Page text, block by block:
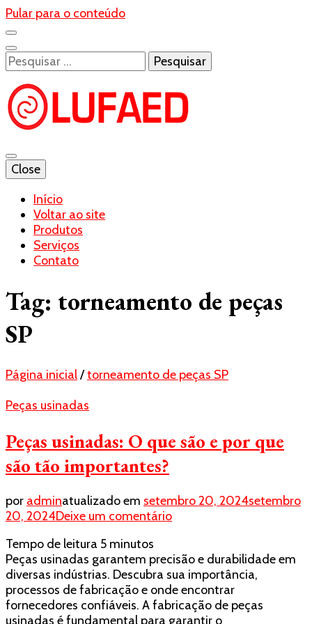
Pular para o conteúdo
Pesquisar
por:
Lufaed
Blog- Lufaed
Close
Início
Voltar ao site
Produtos
Serviços
Contato
Tag: torneamento de peças
SP
Página inicial/torneamento de peças SP
Peças usinadas
Peças usinadas: O que são e por que
são tão importantes?
por adminatualizado em setembro 20, 2024setembro
20, 2024Deixe um comentárioem
O
que
são
e
Tempo de leitura 5 minutos
Peças usinadas garantem precisão e durabilidade em
diversas indústrias. Descubra sua importância,
processos de fabricação e onde encontrar
fornecedores confiáveis. A fabricação de peças
usinadas é fundamental para garantir o